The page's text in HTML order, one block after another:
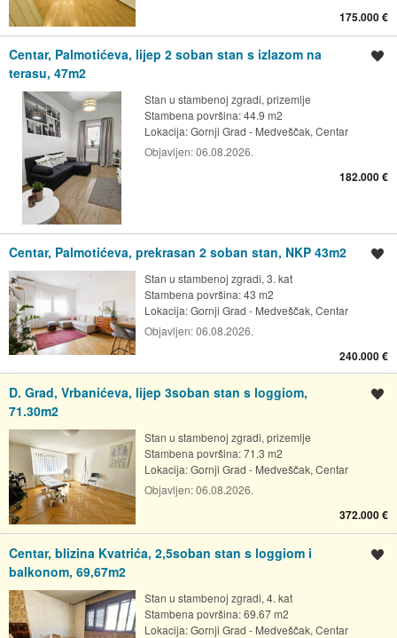
175.000 €
Centar, Palmotićeva, lijep 2 soban stan s izlazom na
terasu, 47m2
Stan u stambenoj zgradi, prizemlje
Stambena površina: 44.9 m2
Lokacija:Gornji Grad - Medveščak, Centar
Objavljen:06.08.2026.
182.000 €
Centar, Palmotićeva, prekrasan 2 soban stan, NKP 43m2
Stan u stambenoj zgradi, 3. kat
Stambena površina: 43 m2
Lokacija:Gornji Grad - Medveščak, Centar
Objavljen:06.08.2026.
240.000 €
D. Grad, Vrbanićeva, lijep 3soban stan s loggiom,
71.30m2
Stan u stambenoj zgradi, prizemlje
Stambena površina: 71.3 m2
Lokacija:Gornji Grad - Medveščak, Centar
Objavljen:06.08.2026.
372.000 €
Centar, blizina Kvatrića, 2,5soban stan s loggiom i
balkonom, 69,67m2
Stan u stambenoj zgradi, 4. kat
Stambena površina: 69.67 m2
Lokacija:Gornji Grad - Medveščak, Centar